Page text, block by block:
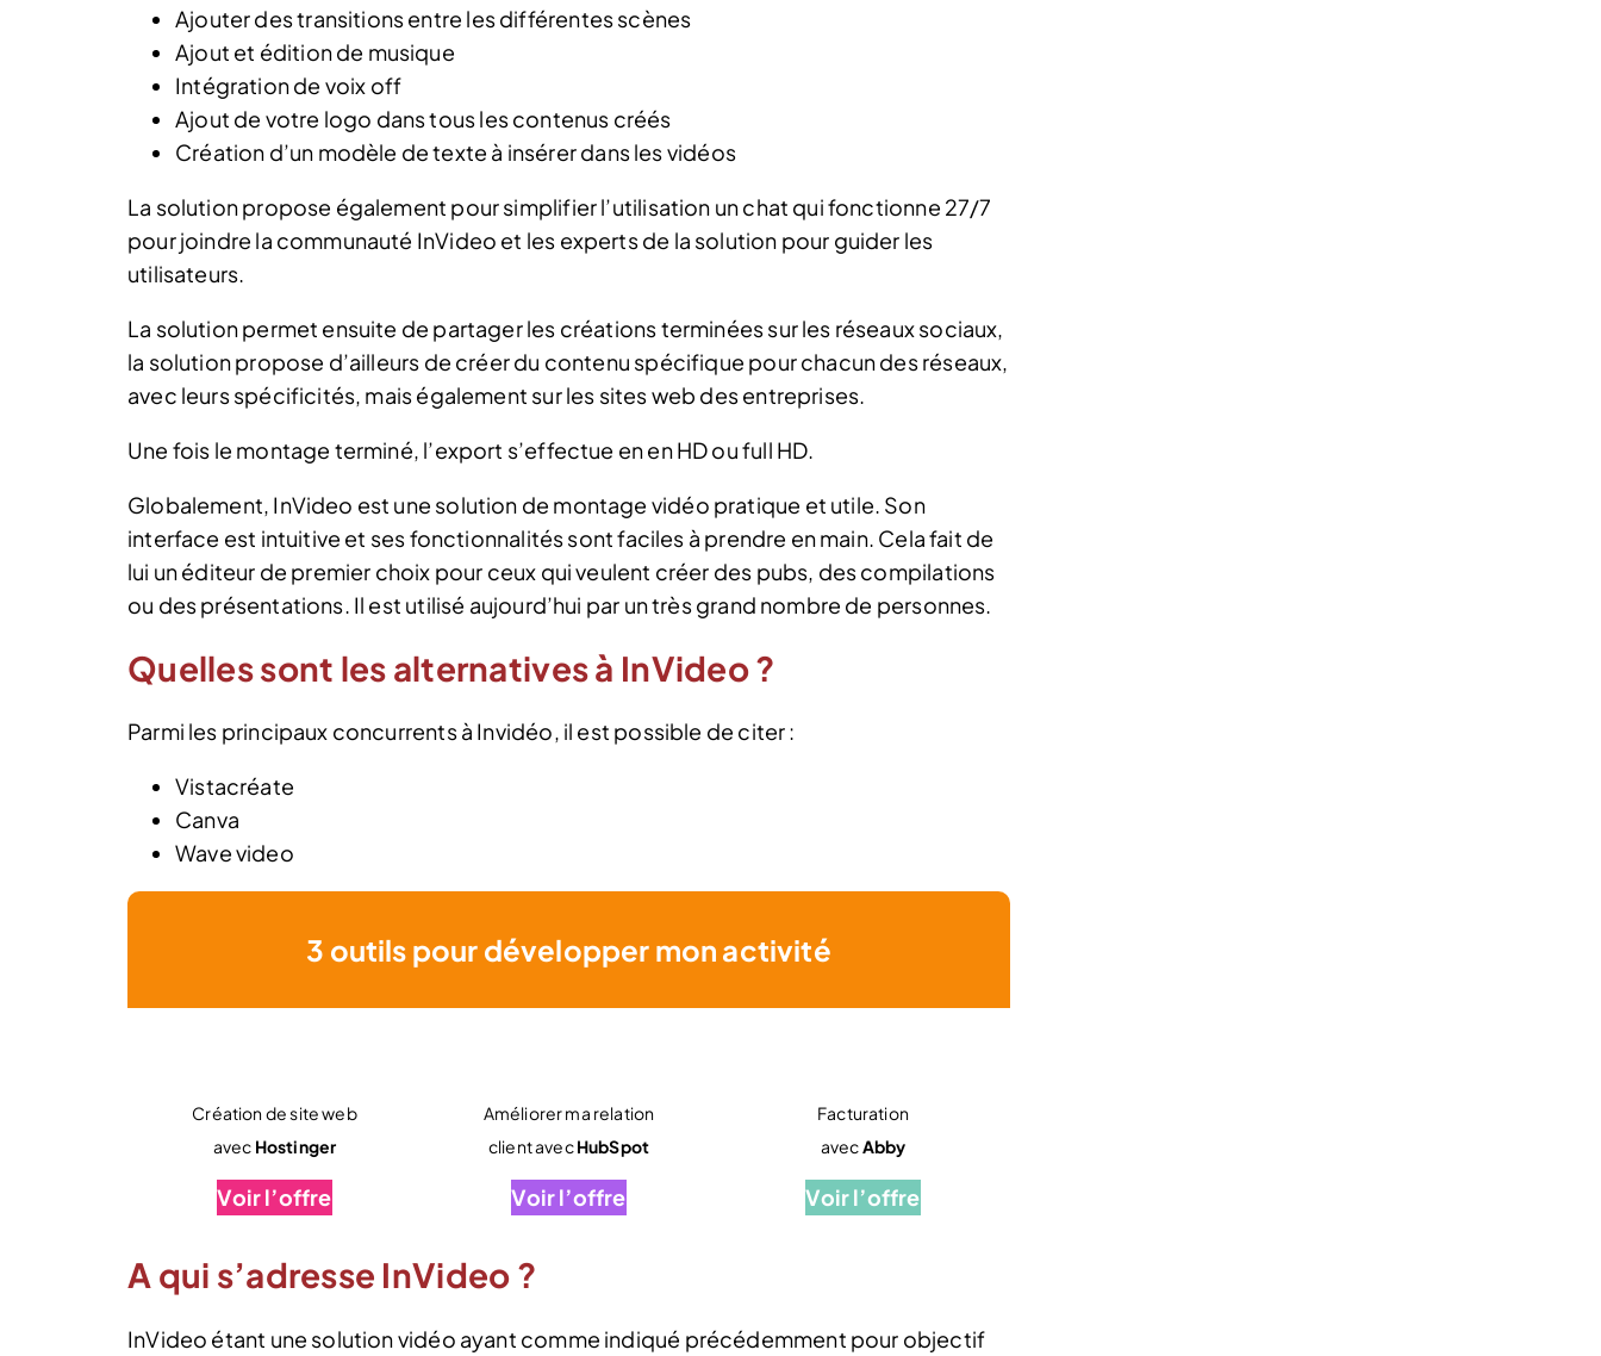
Ajouter des transitions entre les différentes scènes
Ajout et édition de musique
Intégration de voix off
Ajout de votre logo dans tous les contenus créés
Création d’un modèle de texte à insérer dans les vidéos
La solution propose également pour simplifier l’utilisation un chat qui fonctionne 27/7
pour joindre la communauté InVideo et les experts de la solution pour guider les
utilisateurs.
La solution permet ensuite de partager les créations terminées sur les réseaux sociaux,
la solution propose d’ailleurs de créer du contenu spécifique pour chacun des réseaux,
avec leurs spécificités, mais également sur les sites web des entreprises.
Une fois le montage terminé, l’export s’effectue en en HD ou full HD.
Globalement, InVideo est une solution de montage vidéo pratique et utile. Son
interface est intuitive et ses fonctionnalités sont faciles à prendre en main. Cela fait de
lui un éditeur de premier choix pour ceux qui veulent créer des pubs, des compilations
ou des présentations. Il est utilisé aujourd’hui par un très grand nombre de personnes.
Quelles sont les alternatives à InVideo ?
Parmi les principaux concurrents à Invidéo, il est possible de citer :
Vistacréate
Canva
Wave video
3 outils pour développer mon activité
Création de site web
avec Hostinger
Voir l’offre
Améliorer ma relation
client avecHubSpot
Voir l’offre
Facturation
avecAbby
Voir l’offre
A qui s’adresse InVideo ?
InVideo étant une solution vidéo ayant comme indiqué précédemment pour objectif